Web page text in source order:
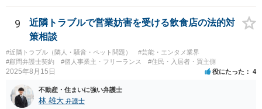
分だけでどれくらいの価値があるのか、が問題になります。 一般論は
以上で、より個別的なお話は、詳しい契約内容や開発内容を知る必要
がありますので、正式に弁護士に相談することも検討された方がよい
と思います。
とってメリットです。また、契約書、労務、債権回収、クレーム対
応、従業員対応など、顧問先から別案件が発生することもあります。
さらに、ある程度知名度のある企業について、実名で顧問先として公
表できるのであれば、事務所の信用や実績としての意味もあります。
一方で、例えば、福利厚生部門の顧問の場合、従業員個人の相談が多
かったり、細かい相談に頻繁に対応する必要があったりすると、顧問
では、特に、顧問契約書において、相談件数、相談方法、回答範囲、
個別受任に進む場合の扱いなどを明確に定めておく必要が大きいと考
9
近隣トラブルで営業妨害を受ける飲食店の法的対
策相談
#近隣トラブル（隣人・騒音・ペット問題）
#芸能・エンタメ業界
#顧問弁護士契約
#個人事業主・フリーランス #住民・入居者・買主側
2025年8月15日 役にたった 4
不動産・住まいに強い弁護士
林 雄大 弁護士